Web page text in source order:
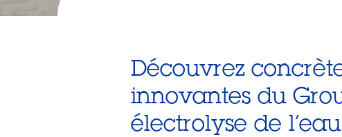
Découvrez
innovantes du
électrolyse de